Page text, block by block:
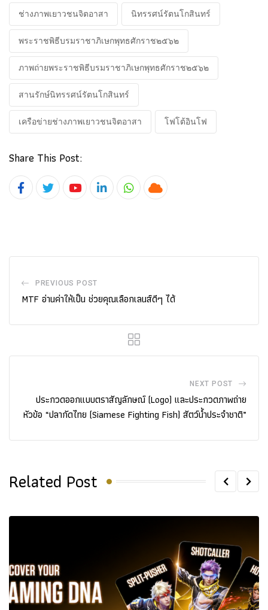
ช่างภาพเยาวชนจิตอาสา นิทรรศน์รัตนโกสินทร์
พระราชพิธีบรมราชาภิเษกพุทธศักราช๒๕๖๒
ภาพถ่ายพระราชพิธีบรมราชาภิเษกพุทธศักราช๒๕๖๒
สานรักษ์นิทรรศน์รัตนโกสินทร์
เครือข่ายช่างภาพเยาวชนจิตอาสา โฟโต้อินโฟ
Share This Post:
YoutubeLinkedInWhatsapp
Cloud
PREVIOUS POST
MTF อ่านค่าให้เป็น ช่วยคุณเลือกเลนส์ดีๆ ได้
NEXT POST
ประกวดออกแบบตราสัญลักษณ์ (Logo) และประกวดภาพถ่าย
หัวข้อ “ปลากัดไทย (Siamese Fighting Fish) สัตว์น้ำประจำชาติ”
Related Post